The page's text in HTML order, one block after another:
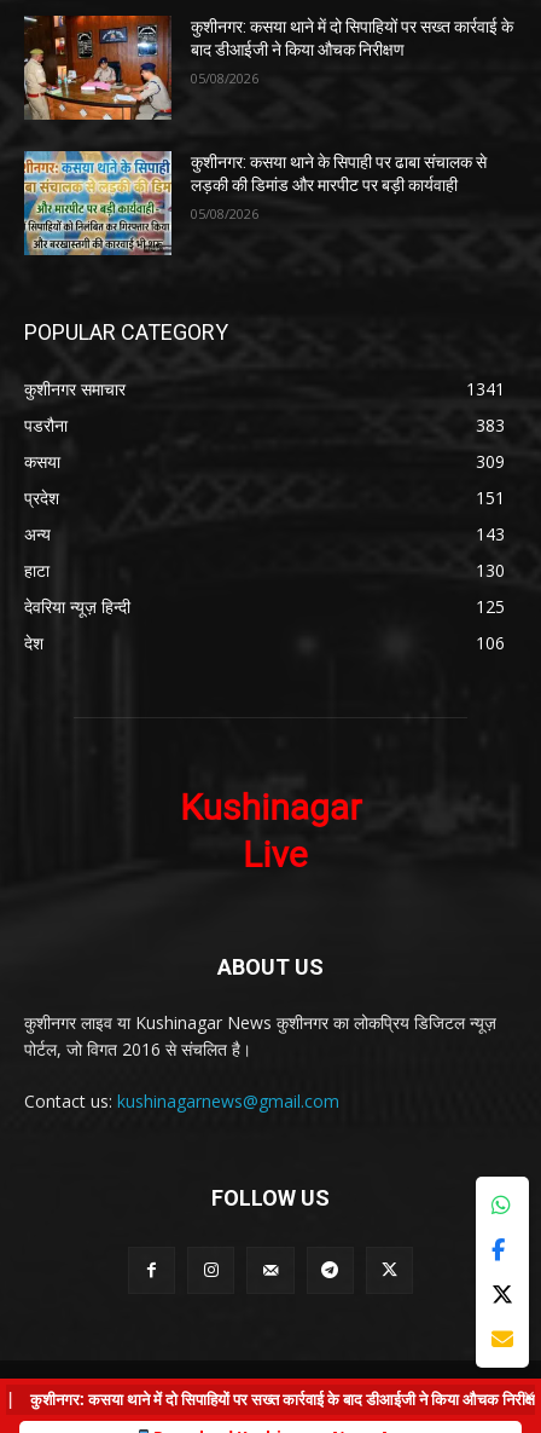
कुशीनगर: कसया थाने में दो सिपाहियों पर सख्त कार्रवाई के
बाद डीआईजी ने किया औचक निरीक्षण
05/08/2026
कुशीनगर: कसया थाने के सिपाही पर ढाबा संचालक से
लड़की की डिमांड और मारपीट पर बड़ी कार्यवाही
05/08/2026
POPULAR CATEGORY
कुशीनगर समाचार
1341
पडरौना
383
कसया
309
प्रदेश
151
अन्य
143
हाटा
130
देवरिया न्यूज़ हिन्दी
125
देश
106
ABOUT US
कुशीनगर लाइव या Kushinagar News कुशीनगर का लोकप्रिय डिजिटल न्यूज़
पोर्टल, जो विगत 2016 से संचलित है।
Contact us: kushinagarnews@gmail.com
FOLLOW US
© Kushinagar Live - 2022 ×
कसया थाने में दो सिपाहियों पर सख्त कार्रवाई के बाद डीआईजी ने किया औचक निरीक्षण
|